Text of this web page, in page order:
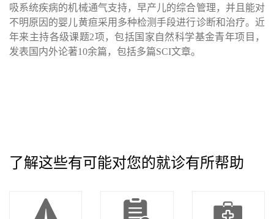
吸系统疾病的机械通气支持，早产儿的综合管理，并且能对
不明原因的婴儿黄疸采用多种检测手段进行诊断和治疗。近
年来主持各级课题2项，包括国家自然科学基金青年项目，
发表国内外论著10余篇，包括多篇SCI文章。
了解这些有可能对您的就诊有所帮助